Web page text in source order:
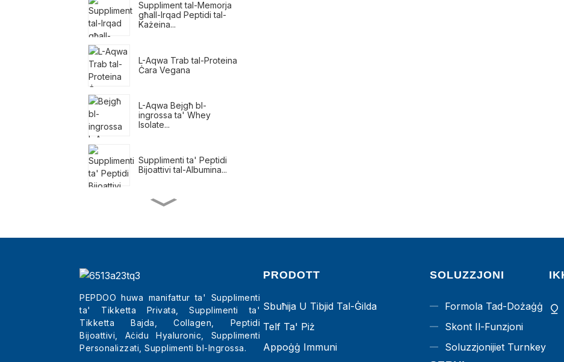
Suppliment tal-Memorja
għall-Irqad Peptidi tal-
Każeina...
L-Aqwa Trab tal-Proteina
Ċara Vegana
L-Aqwa Bejgħ bl-
ingrossa ta' Whey
Isolate...
Supplimenti ta' Peptidi
Bijoattivi tal-Albumina...
Telf ta' Piż
L-Aqwa Tripeptidi tas-
Sbuħija bl-ingrossa...
PEPDOO huwa manifattur ta' Supplimenti
ta' Tikketta Privata, Supplimenti ta'
Tikketta Bajda, Collagen, Peptidi
Bijoattivi, Aċidu Hyaluronic, Supplimenti
Personalizzati, Supplimenti bl-Ingrossa.
PRODOTT
Sbuħija U Tibjid Tal-Ġilda
Telf Ta' Piż
Appoġġ Immuni
SOLUZZJONI
Formola Tad-Dożaġġ
Skont Il-Funzjoni
Soluzzjonijiet Turnkey